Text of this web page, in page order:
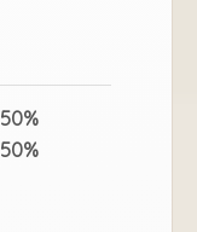
50%
50%